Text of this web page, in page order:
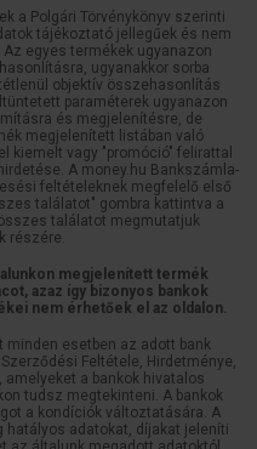
a Polgári Törvénykönyv szerinti
tájékoztató jellegűek és nem
egyes termékek ugyanazon
ugyanakkor sorba
objektív összehasonlítás
paraméterek ugyanazon
és megjelenítésre, de
megjelenített listában való
kiemelt vagy "promóció" felirattal
A money.hu Bankszámla-
feltételeknek megfelelő első
találatot" gombra kattintva a
találatot megmutatjuk
részére.
megjelenített termék
azaz így bizonyos bankok
nem érhetőek el az oldalon.
esetben az adott bank
Feltétele, Hirdetménye,
a bankok hivatalos
tudsz megtekinteni. A bankok
a kondíciók változtatására. A
adatokat, díjakat jeleníti